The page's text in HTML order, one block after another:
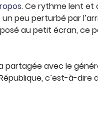
. Ce rythme lent et
peu perturbé par
au petit écran, ce
avec le
c’est-à-